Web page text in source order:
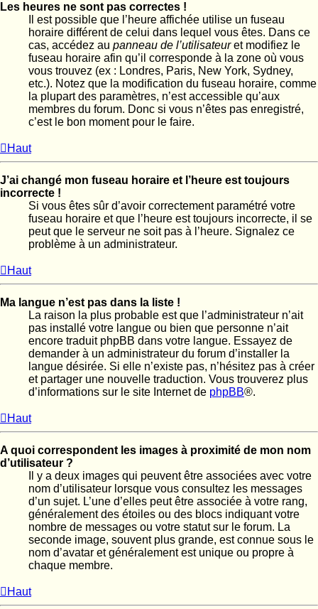
Les heures ne sont pas correctes !
Il est possible que l’heure affichée utilise un fuseau
horaire différent de celui dans lequel vous êtes. Dans ce
cas, accédez au panneau de l’utilisateuret modifiez le
fuseau horaire afin qu’il corresponde à la zone où vous
vous trouvez (ex : Londres, Paris, New York, Sydney,
etc.). Notez que la modification du fuseau horaire, comme
la plupart des paramètres, n’est accessible qu’aux
membres du forum. Donc si vous n’êtes pas enregistré,
c’est le bon moment pour le faire.
Haut
J’ai changé mon fuseau horaire et l’heure est toujours
incorrecte !
Si vous êtes sûr d’avoir correctement paramétré votre
fuseau horaire et que l’heure est toujours incorrecte, il se
peut que le serveur ne soit pas à l’heure. Signalez ce
problème à un administrateur.
Haut
Ma langue n’est pas dans la liste !
La raison la plus probable est que l’administrateur n’ait
pas installé votre langue ou bien que personne n’ait
encore traduit phpBB dans votre langue. Essayez de
demander à un administrateur du forum d’installer la
langue désirée. Si elle n’existe pas, n’hésitez pas à créer
et partager une nouvelle traduction. Vous trouverez plus
d’informations sur le site Internet de phpBB®.
Haut
A quoi correspondent les images à proximité de mon nom
d’utilisateur ?
Il y a deux images qui peuvent être associées avec votre
nom d’utilisateur lorsque vous consultez les messages
d’un sujet. L’une d’elles peut être associée à votre rang,
généralement des étoiles ou des blocs indiquant votre
nombre de messages ou votre statut sur le forum. La
seconde image, souvent plus grande, est connue sous le
nom d’avatar et généralement est unique ou propre à
chaque membre.
Haut